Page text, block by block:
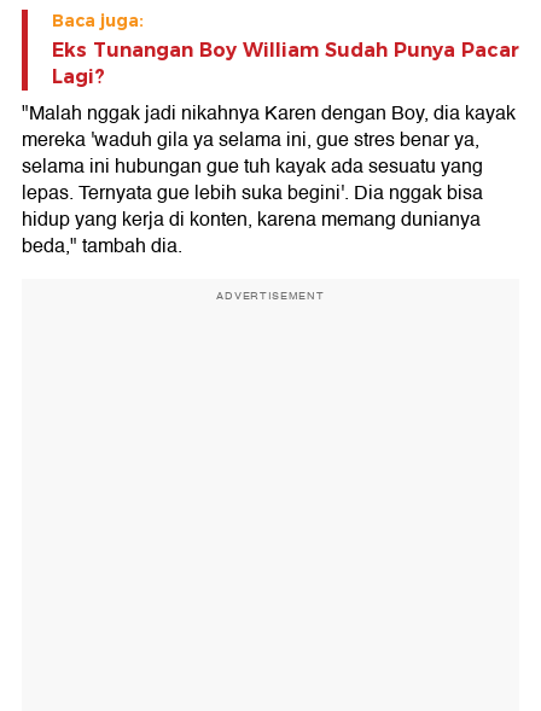
Baca juga:
Eks Tunangan Boy William Sudah Punya Pacar
Lagi?
"Malah nggak jadi nikahnya Karen dengan Boy, dia kayak
mereka 'waduh gila ya selama ini, gue stres benar ya,
selama ini hubungan gue tuh kayak ada sesuatu yang
lepas. Ternyata gue lebih suka begini'. Dia nggak bisa
hidup yang kerja di konten, karena memang dunianya
beda," tambah dia.
ADVERTISEMENT